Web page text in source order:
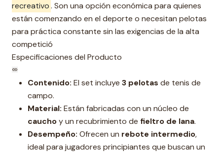
recreativo. Son una opción económica para quienes
están comenzando en el deporte o necesitan pelotas
para práctica constante sin las exigencias de la alta
competició
Especificaciones del Producto
Contenido: El set incluye 3 pelotas de tenis de
campo.
Material: Están fabricadas con un núcleo de
cauchoy un recubrimiento de fieltro de lana.
Desempeño: Ofrecen un rebote intermedio,
ideal para jugadores principiantes que buscan un